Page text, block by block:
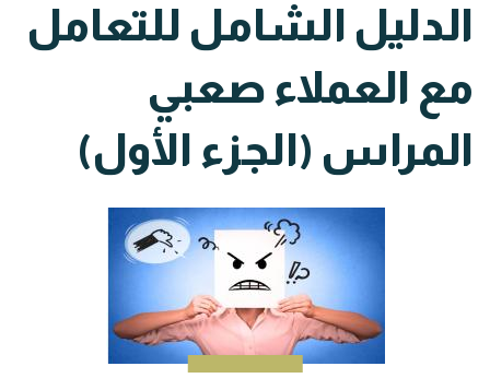
الدليل الشامل للتعامل
مع العملاء صعبي
المراس (الجزء الأول)